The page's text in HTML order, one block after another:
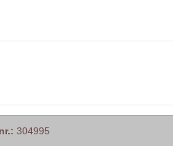
304995